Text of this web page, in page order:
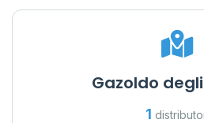
Gazoldo
1